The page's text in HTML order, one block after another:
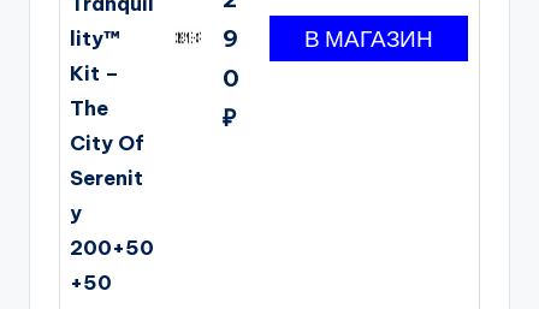
lity™
Kit –
The
City Of
Serenit
y
200+50
+50
9
0
₽